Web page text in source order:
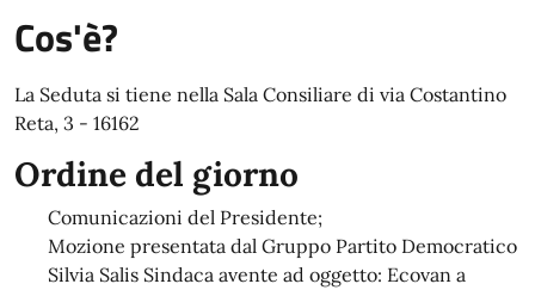
Cos'è?
La Seduta si tiene nella Sala Consiliare di via Costantino
Reta, 3 - 16162
Ordine del giorno
Comunicazioni del Presidente;
Mozione presentata dal Gruppo Partito Democratico
Silvia Salis Sindaca avente ad oggetto: Ecovan a